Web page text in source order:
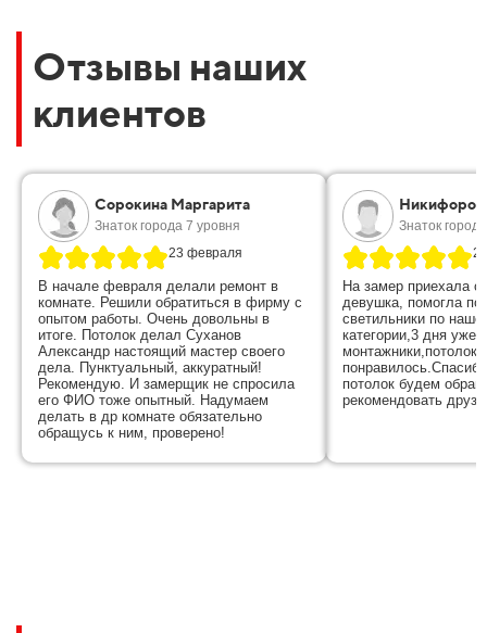
Отзывы наших
клиентов
Сорокина Маргарита
Знаток города 7 уровня
23 февраля
В начале февраля делали ремонт в
комнате. Решили обратиться в фирму с
опытом работы. Очень довольны в
итоге. Потолок делал Суханов
Александр настоящий мастер своего
дела. Пунктуальный, аккуратный!
Рекомендую. И замерщик не спросила
его ФИО тоже опытный. Надумаем
делать в др комнате обязательно
обращусь к ним, проверено!
Никифоров
Знаток
На замер приехала
девушка, помогла
светильники по
категории,3 дня уже
монтажники,потолок
потолок будем
рекомендовать